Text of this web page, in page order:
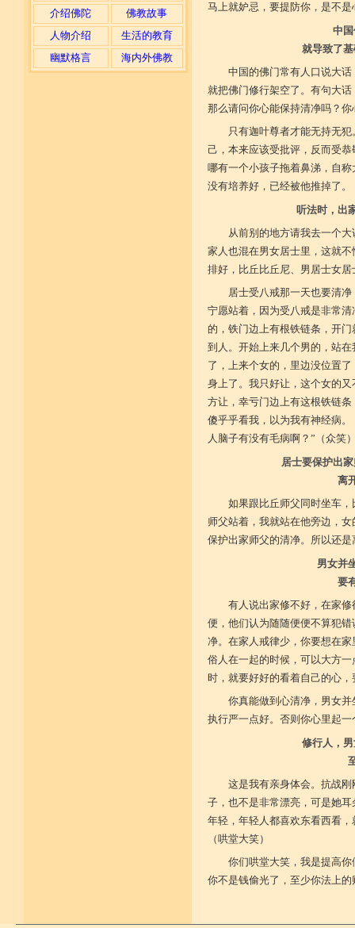
介绍佛陀
佛教故事
人物介绍
生活的教育
幽默格言
海内外佛教
马上就妒忌，要提防你，是不是
中
就导致了
中国的佛门常有人口说大
就把佛门修行架空了。有句大
那么请问你心能保持清净吗？
只有迦叶尊者才能无持无
己，本来应该受批评，反而受
哪有一个小孩子拖着鼻涕，自
没有培养好，已经被他推掉了。
听法时，出
从前别的地方请我去一个
家人也混在男女居士里，这就
排好，比丘比丘尼、男居士女
居士受八戒那一天也要清
宁愿站着，因为受八戒是非常
的，铁门边上有根铁链条，开
到人。开始上来几个男的，站
了，上来个女的，里边没位置
身上了。我只好让，这个女的
方让，幸亏门边上有这根铁链
傻乎乎看我，以为我有神经病
人脑子有没有毛病啊？”（众笑
居士要保护出
离
如果跟比丘师父同时坐车
师父站着，我就站在他旁边，
保护出家师父的清净。所以还
男女并
要
有人说出家修不好，在家
便，他们认为随随便便不算犯
净。在家人戒律少，你要想在
俗人在一起的时候，可以大方
时，就要好好的看着自己的心
你真能做到心清净，男女
执行严一点好。否则你心里起
修行人，
这是我有亲身体会。抗战
子，也不是非常漂亮，可是她
年轻，年轻人都喜欢东看西看
（哄堂大笑）
你们哄堂大笑，我是提高
你不是钱偷光了，至少你法上